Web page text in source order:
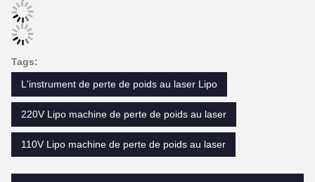
Tags:
L'instrument de perte de poids au laser Lipo
220V Lipo machine de perte de poids au laser
110V Lipo machine de perte de poids au laser